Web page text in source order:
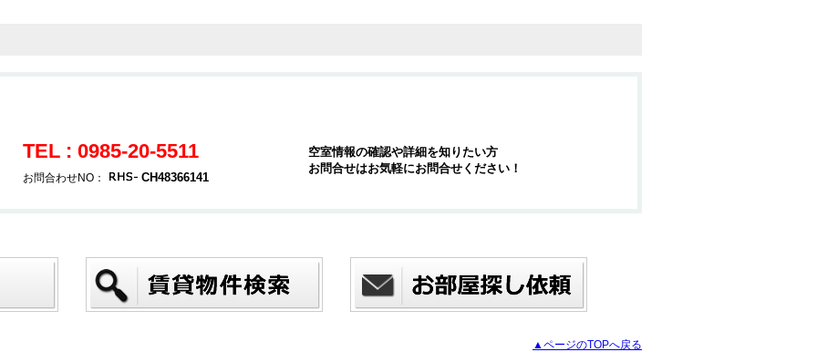
TEL : 0985-20-5511
お問合わせNO： CH48366141
空室情報の確認や詳細を知りたい方
お問合せはお気軽にお問合せください！
▲ページのTOPへ戻る